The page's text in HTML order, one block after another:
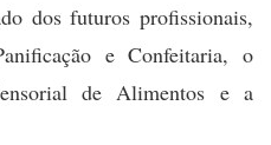
dos futuros profissionais,
e Confeitaria, o
de Alimentos e a